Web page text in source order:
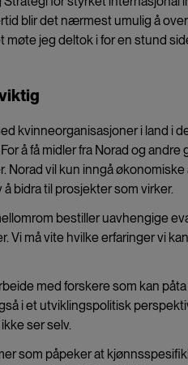
blir det nærmest umulig å
møte jeg deltok i for en stund
kvinneorganisasjoner i land i
å få midler fra Norad og
Norad vil kun inngå
bidra til prosjekter som virker.
bestiller uavhengige
Vi må vite hvilke erfaringer vi
med forskere som kan
i et utviklingspolitisk
ser selv.
som påpeker at